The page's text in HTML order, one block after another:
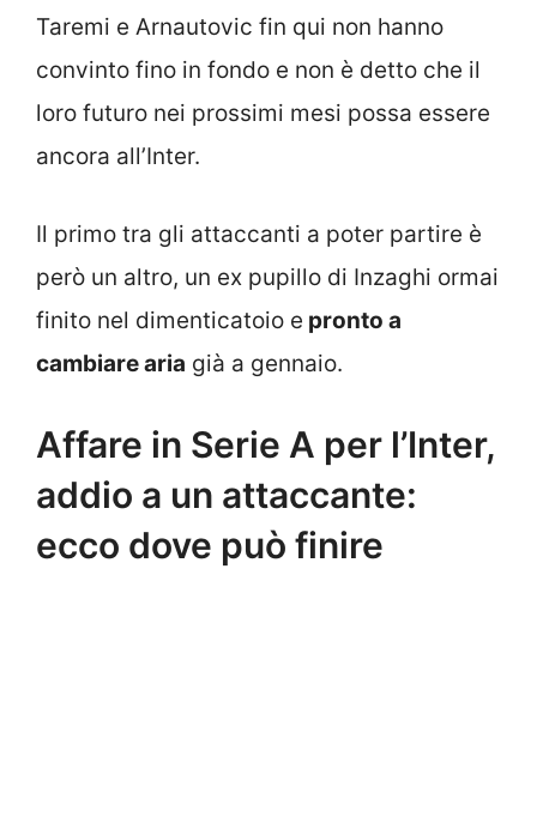
Taremi e Arnautovic fin qui non hanno
convinto fino in fondo e non è detto che il
loro futuro nei prossimi mesi possa essere
ancora all’Inter.
Il primo tra gli attaccanti a poter partire è
però un altro, un ex pupillo di Inzaghi ormai
finito nel dimenticatoio e pronto a
cambiare aria già a gennaio.
Affare in Serie A per l’Inter,
addio a un attaccante:
ecco dove può finire